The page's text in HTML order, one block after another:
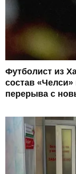
Футболист из
состав «Челси»
перерыва с